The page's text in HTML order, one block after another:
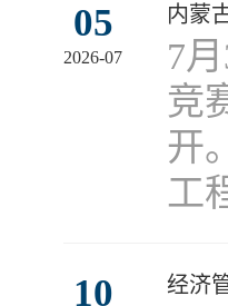
05
2026-07
内蒙
7
竞
开
工
10 经济